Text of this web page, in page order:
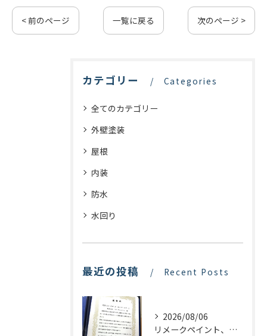
< 前のページ 一覧に戻る 次のページ >
カテゴリー Categories
全てのカテゴリー
外壁塗装
屋根
内装
防水
水回り
最近の投稿 Recent Posts
2026/08/06
リメークペイント、感謝状を頂く！